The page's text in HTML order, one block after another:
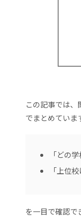
この記事では、
でまとめていま
「どの
「上位
を一目で確認で